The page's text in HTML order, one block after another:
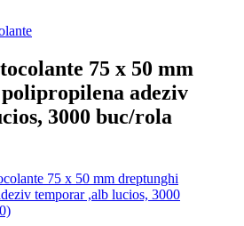
75 x 50 mm
adeziv
3000 buc/rola